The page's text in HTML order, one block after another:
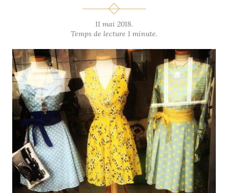
11 mai 2018.
Temps de lecture 1 minute.